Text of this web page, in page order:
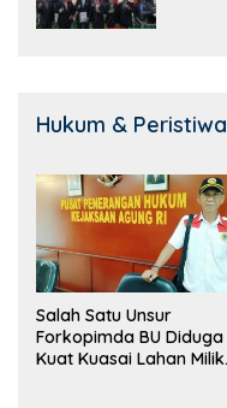
Hukum & Peristiwa
Salah Satu Unsur
Forkopimda BU Diduga
Kuat Kuasai Lahan Milik